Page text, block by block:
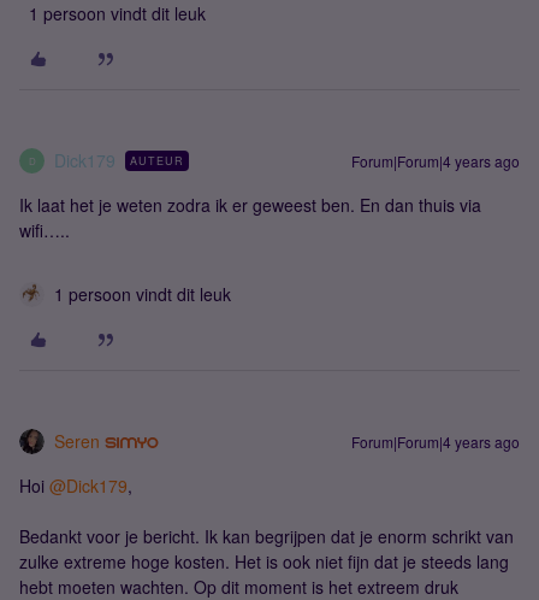
1 persoon vindt dit leuk
D Dick179 AUTEUR Forum|Forum|4 years ago
Ik laat het je weten zodra ik er geweest ben. En dan thuis via
wifi…..
1 persoon vindt dit leuk
Seren Forum|Forum|4 years ago
Hoi @Dick179,
Bedankt voor je bericht. Ik kan begrijpen dat je enorm schrikt van
zulke extreme hoge kosten. Het is ook niet fijn dat je steeds lang
hebt moeten wachten. Op dit moment is het extreem druk